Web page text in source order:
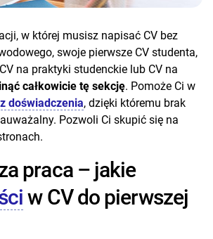
w której musisz napisać CV bez
swoje pierwsze CV studenta,
na praktyki studenckie lub CV na
całkowicie tę sekcję. Pomoże Ci w
doświadczenia, dzięki któremu brak
Pozwoli Ci skupić się na
praca – jakie
w CV do pierwszej